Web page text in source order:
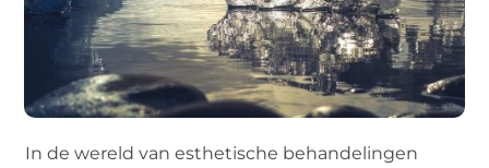
In de wereld van esthetische behandelingen